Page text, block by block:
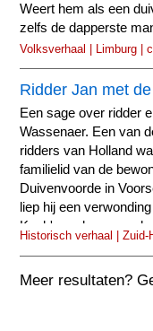
Weert hem als een
zelfs de dapperste
Volksverhaal | Limburg |
Ridder Jan met
Een sage over ridder
Wassenaer. Een van
ridders van Holland
familielid van de
Duivenvoorde in
liep hij een
Kaak' werd genoemd.
Historisch verhaal |
Meer resultaten?